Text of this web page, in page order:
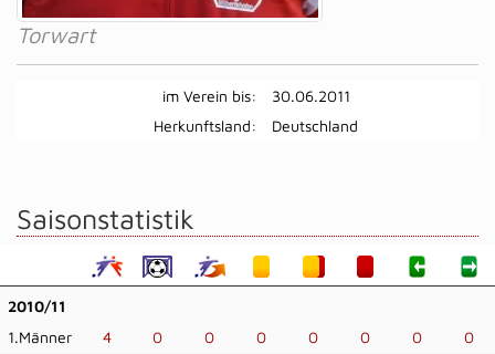
Torwart
im Verein bis:
30.06.2011
Herkunftsland:
Deutschland
Saisonstatistik
2010/11
1.Männer
4 0 0 0 0 0 0 0